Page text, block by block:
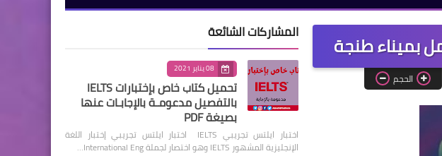
الحجم
المشاركات الشائعة
08 يناير 2021
تحميل كتاب خاص بإختبارات IELTS
بالتفصيل مدعومـة بالإجابـات عنها
بصيغة PDF
اختبار ايلتس تجريبي IELTS اختبار ايلتس تجريبي إختبار اللغة
الإنجليزية المشهور IELTS وهو اختصار لجملة International Eng…